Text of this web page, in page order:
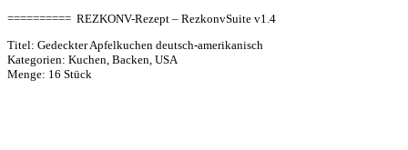
========== REZKONV-Rezept – RezkonvSuite v1.4
Titel: Gedeckter Apfelkuchen deutsch-amerikanisch
Kategorien: Kuchen, Backen, USA
Menge: 16 Stück